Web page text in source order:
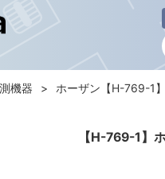
【H-769-1】
機器 ホーザン【H-769-1